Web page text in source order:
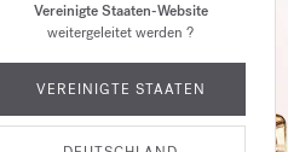
Vereinigte Staaten-Website
weitergeleitet werden ?
VEREINIGTE STAATEN